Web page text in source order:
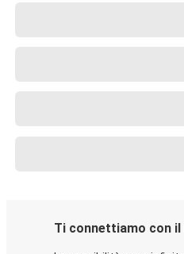
Ti connettiamo con il